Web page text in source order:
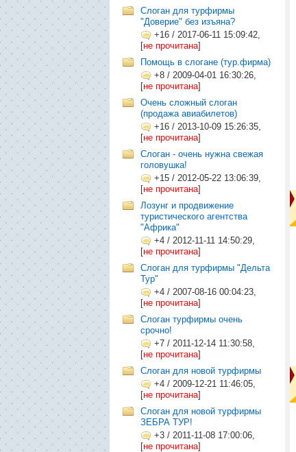
Слоган для турфирмы
"Доверие" без изъяна?
+16 / 2017-06-11 15:09:42,
[не прочитана]
Помощь в слогане (тур.фирма)
+8 / 2009-04-01 16:30:26,
[не прочитана]
Очень сложный слоган
(продажа авиабилетов)
+16 / 2013-10-09 15:26:35,
[не прочитана]
Слоган - очень нужна свежая
головушка!
+15 / 2012-05-22 13:06:39,
[не прочитана]
Лозунг и продвижение
туристического агентства
"Африка"
+4 / 2012-11-11 14:50:29,
[не прочитана]
Слоган для турфирмы "Дельта
Тур"
+4 / 2007-08-16 00:04:23,
[не прочитана]
Слоган турфирмы очень
срочно!
+7 / 2011-12-14 11:30:58,
[не прочитана]
Слоган для новой турфирмы
+4 / 2009-12-21 11:46:05,
[не прочитана]
Слоган для новой турфирмы
ЗЕБРА ТУР!
+3 / 2011-11-08 17:00:06,
[не прочитана]